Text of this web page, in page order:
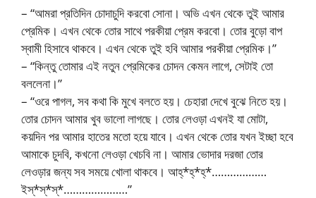
– “আমরা প্রতিদিন চোদাচুদি করবো সোনা। অভি এখন থেকে তুই আমার
প্রেমিক। এখন থেকে তোর সাথে পরকীয়া প্রেম করবো। তোর বুড়ো বাপ
স্বামী হিসাবে থাকবে। এখন থেকে তুই হবি আমার পরকীয়া প্রেমিক।”
– “কিন্তু তোমার এই নতুন প্রেমিকের চোদন কেমন লাগে, সেটাই তো
বললেনা।”
– “ওরে পাগল, সব কথা কি মুখে বলতে হয়। চেহারা দেখে বুঝে নিতে হয়।
তোর চোদন আমার খুব ভালো লাগছে। তোর লেওড়া এখনই যা মোটা,
কয়দিন পর আমার হাতের মতো হয়ে যাবে। এখন থেকে তোর যখন ইচ্ছা হবে
আমাকে চুদবি, কখনো লেওড়া খেচবি না। আমার ভোদার দরজা তোর
লেওড়ার জন্য সব সময়ে খোলা থাকবে। আহ্*হ্*হ্*………………
ইস্*স্*স্*…………………”